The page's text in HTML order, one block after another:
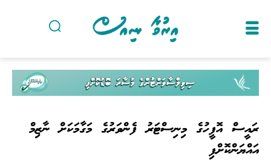
ރައީސް އޮފީހުގެ މިނިސްޓަރު ފެންވަރުގެ މަގާމަކަށް ނާޒިމް
އައްޔަންކޮށްފި